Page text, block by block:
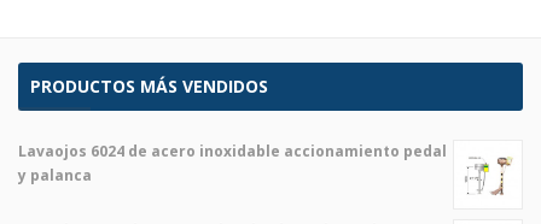
PRODUCTOS MÁS VENDIDOS
Lavaojos 6024 de acero inoxidable accionamiento pedal
y palanca